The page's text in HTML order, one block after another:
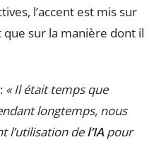
l’accent est mis sur
sur la manière dont il
« Il était temps que
longtemps, nous
l’utilisation del’IA pour